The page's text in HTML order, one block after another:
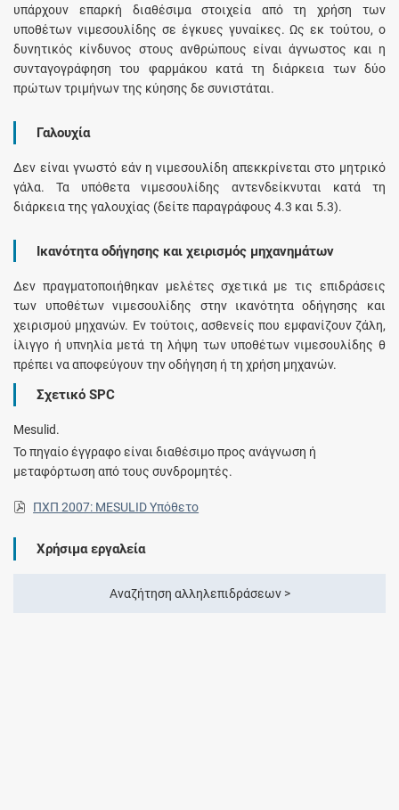
υπάρχουν επαρκή διαθέσιμα στοιχεία από τη χρήση των
υποθέτων νιμεσουλίδης σε έγκυες γυναίκες. Ως εκ τούτου, ο
δυνητικός κίνδυνος στους ανθρώπους είναι άγνωστος και η
συνταγογράφηση του φαρμάκου κατά τη διάρκεια των δύο
πρώτων τριμήνων της κύησης δε συνιστάται.
Γαλουχία
Δεν είναι γνωστό εάν η νιμεσουλίδη απεκκρίνεται στο μητρικό
γάλα. Τα υπόθετα νιμεσουλίδης αντενδείκνυται κατά τη
διάρκεια της γαλουχίας (δείτε παραγράφους 4.3 και 5.3).
Ικανότητα οδήγησης και χειρισμός μηχανημάτων
Δεν πραγματοποιήθηκαν μελέτες σχετικά με τις επιδράσεις
των υποθέτων νιμεσουλίδης στην ικανότητα οδήγησης και
χειρισμού μηχανών. Εν τούτοις, ασθενείς που εμφανίζουν ζάλη,
ίλιγγο ή υπνηλία μετά τη λήψη των υποθέτων νιμεσουλίδης θ
πρέπει να αποφεύγουν την οδήγηση ή τη χρήση μηχανών.
Σχετικό SPC
Mesulid.
Το πηγαίο έγγραφο είναι διαθέσιμο προς ανάγνωση ή
μεταφόρτωση από τους συνδρομητές.
ΠΧΠ 2007: MESULID Υπόθετο
Χρήσιμα εργαλεία
Αναζήτηση αλληλεπιδράσεων >